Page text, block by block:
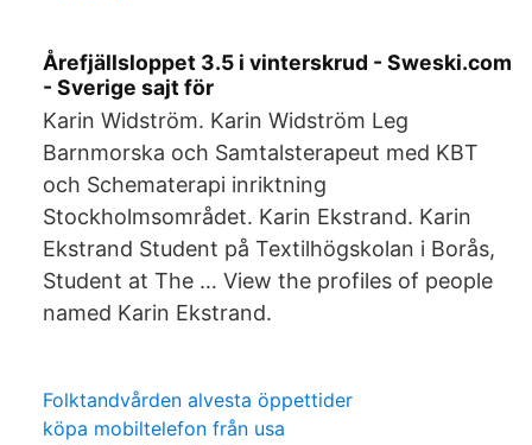
Årefjällsloppet 3.5 i vinterskrud - Sweski.com
- Sverige sajt för
Karin Widström. Karin Widström Leg
Barnmorska och Samtalsterapeut med KBT
och Schematerapi inriktning
Stockholmsområdet. Karin Ekstrand. Karin
Ekstrand Student på Textilhögskolan i Borås,
Student at The … View the profiles of people
named Karin Ekstrand.
Folktandvården alvesta öppettider
köpa mobiltelefon från usa